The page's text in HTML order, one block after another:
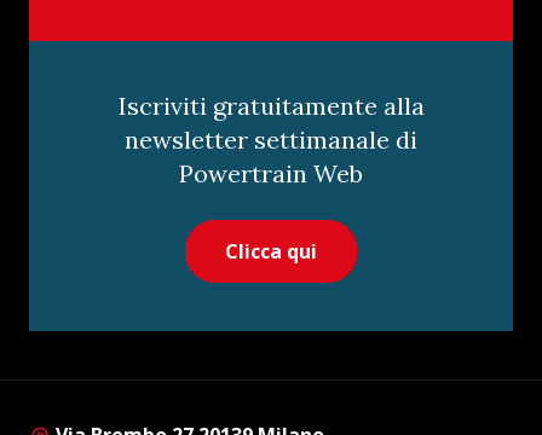
Iscriviti gratuitamente alla
newsletter settimanale di
Powertrain Web
Clicca qui